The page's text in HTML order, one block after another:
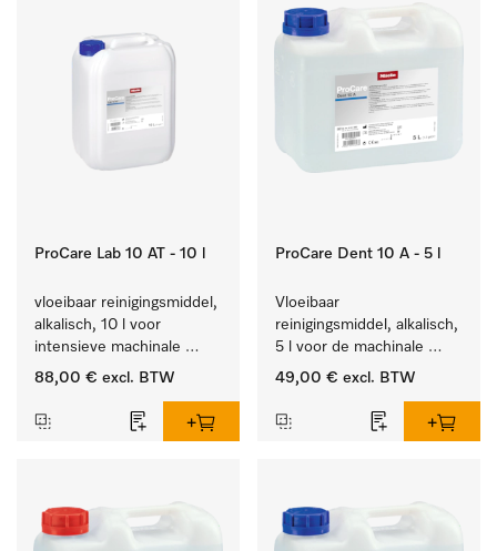
ProCare Lab 10 AT - 10 l
vloeibaar reinigingsmiddel,
alkalisch, 10 l voor
intensieve machinale
reiniging van
gerei.
88,00 € excl. BTW
ProCare Dent 10 A - 5 l
Vloeibaar
reinigingsmiddel, alkalisch,
5 l voor de machinale
behandeling van
instrumenten.
49,00 € excl. BTW